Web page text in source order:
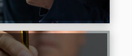
Leyendo